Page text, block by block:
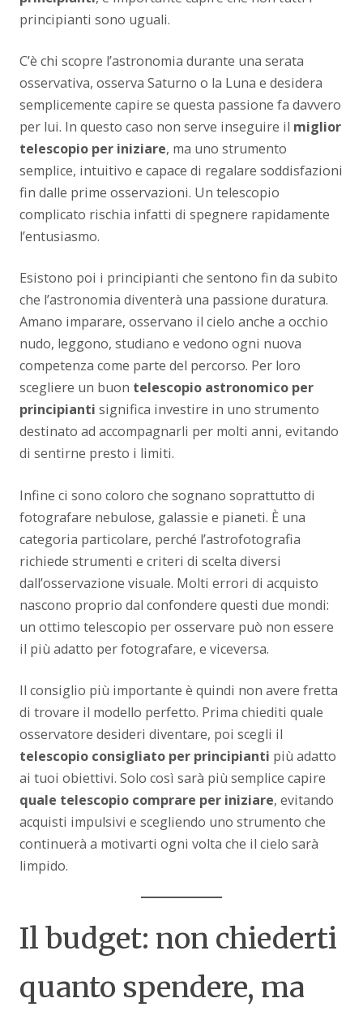
principianti sono uguali.
C’è chi scopre l’astronomia durante una serata
osservativa, osserva Saturno o la Luna e desidera
semplicemente capire se questa passione fa davvero
per lui. In questo caso non serve inseguire il miglior
telescopio per iniziare, ma uno strumento
semplice, intuitivo e capace di regalare soddisfazioni
fin dalle prime osservazioni. Un telescopio
complicato rischia infatti di spegnere rapidamente
l’entusiasmo.
Esistono poi i principianti che sentono fin da subito
che l’astronomia diventerà una passione duratura.
Amano imparare, osservano il cielo anche a occhio
nudo, leggono, studiano e vedono ogni nuova
competenza come parte del percorso. Per loro
scegliere un buon telescopio astronomico per
principianti significa investire in uno strumento
destinato ad accompagnarli per molti anni, evitando
di sentirne presto i limiti.
Infine ci sono coloro che sognano soprattutto di
fotografare nebulose, galassie e pianeti. È una
categoria particolare, perché l’astrofotografia
richiede strumenti e criteri di scelta diversi
dall’osservazione visuale. Molti errori di acquisto
nascono proprio dal confondere questi due mondi:
un ottimo telescopio per osservare può non essere
il più adatto per fotografare, e viceversa.
Il consiglio più importante è quindi non avere fretta
di trovare il modello perfetto. Prima chiediti quale
osservatore desideri diventare, poi scegli il
telescopio consigliato per principianti più adatto
ai tuoi obiettivi. Solo così sarà più semplice capire
quale telescopio comprare per iniziare, evitando
acquisti impulsivi e scegliendo uno strumento che
continuerà a motivarti ogni volta che il cielo sarà
limpido.
Il budget: non chiederti
quanto spendere, ma